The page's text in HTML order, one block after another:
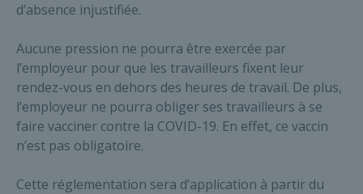
d’absence injustifiée.
Aucune pression ne pourra être exercée par
l’employeur pour que les travailleurs fixent leur
rendez-vous en dehors des heures de travail. De plus,
l’employeur ne pourra obliger ses travailleurs à se
faire vacciner contre la COVID-19. En effet, ce vaccin
n’est pas obligatoire.
Cette réglementation sera d’application à partir du